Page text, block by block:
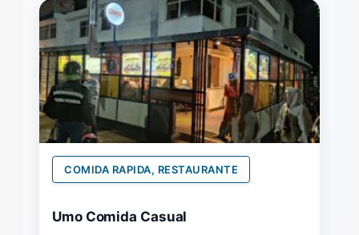
COMIDA RAPIDA, RESTAURANTE
Umo Comida Casual